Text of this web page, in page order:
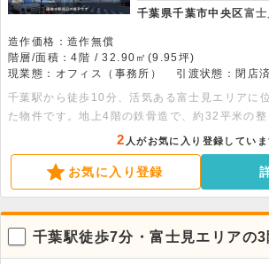
千葉県千葉市中央区富士
造作価格：造作無償
階層/面積：4階 / 32.90㎡(9.95坪)
現業態：オフィス（事務所）
引渡状態：閉店済
千葉駅から徒歩10分、活気ある富士見エリアに
た物件です。地上4階の鉄骨造で、約32平米の
2 人がお気に入り登録していま
お気に入り登録
千葉駅徒歩7分・富士見エリアの
視認性に優れた角地物件